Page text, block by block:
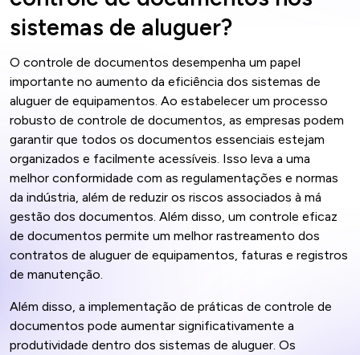
sistemas de aluguer?
O controle de documentos desempenha um papel
importante no aumento da eficiência dos sistemas de
aluguer de equipamentos. Ao estabelecer um processo
robusto de controle de documentos, as empresas podem
garantir que todos os documentos essenciais estejam
organizados e facilmente acessíveis. Isso leva a uma
melhor conformidade com as regulamentações e normas
da indústria, além de reduzir os riscos associados à má
gestão dos documentos. Além disso, um controle eficaz
de documentos permite um melhor rastreamento dos
contratos de aluguer de equipamentos, faturas e registros
de manutenção.
Além disso, a implementação de práticas de controle de
documentos pode aumentar significativamente a
produtividade dentro dos sistemas de aluguer. Os